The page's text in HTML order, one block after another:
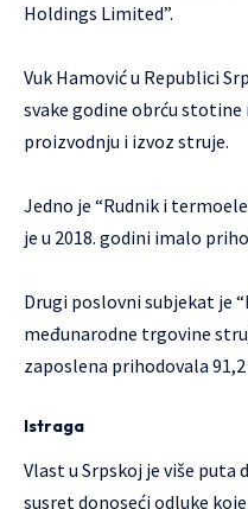
Holdings Limited”.
Vuk Hamović u Republici
svake godine obrću
proizvodnju i izvoz struje.
Jedno je “Rudnik i
je u 2018. godini imalo
Drugi poslovni subjekat je
međunarodne trgovine
zaposlena prihodovala
Istraga
Vlast u Srpskoj je više puta
susret donoseći odluke